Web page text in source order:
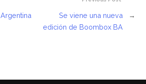
Se viene una nueva
edición de Boombox BA
→